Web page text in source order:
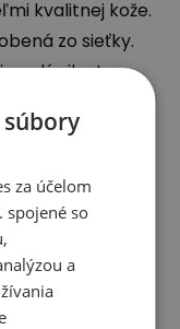
kvalitnej kože.
zo sieťky.
celú siluetu
a trvalosť.
CH
za účelom
spojené so
a